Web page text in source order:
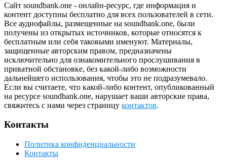
Сайт soundbank.one - онлайн-ресурс, где информация и
контент доступны бесплатно для всех пользователей в сети.
Все аудиофайлы, размещенные на soundbank.one, были
получены из открытых источников, которые относятся к
бесплатным или себя таковыми именуют. Материалы,
защищенные авторским правом, предназначены
исключительно для ознакомительного прослушивания в
приватной обстановке, без какой-либо возможности
дальнейшего использования, чтобы это не подразумевало.
Если вы считаете, что какой-либо контент, опубликованный
на ресурсе soundbank.one, нарушает ваши авторские права,
свяжитесь с нами через страницу контактов.
Контакты
Политика конфиденциальности
Контакты